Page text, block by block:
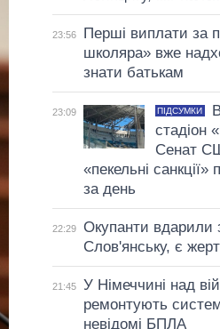
23:56
Перші виплати за
школяра» вже
знати батькам
23:09 ПІДСУМКИ
стадіон
Сенат
«пекельні
за день
22:29
Окупанти вдарили
Слов'янську, є
21:45
У Німеччині над
ремонтують
невідомі БПЛА